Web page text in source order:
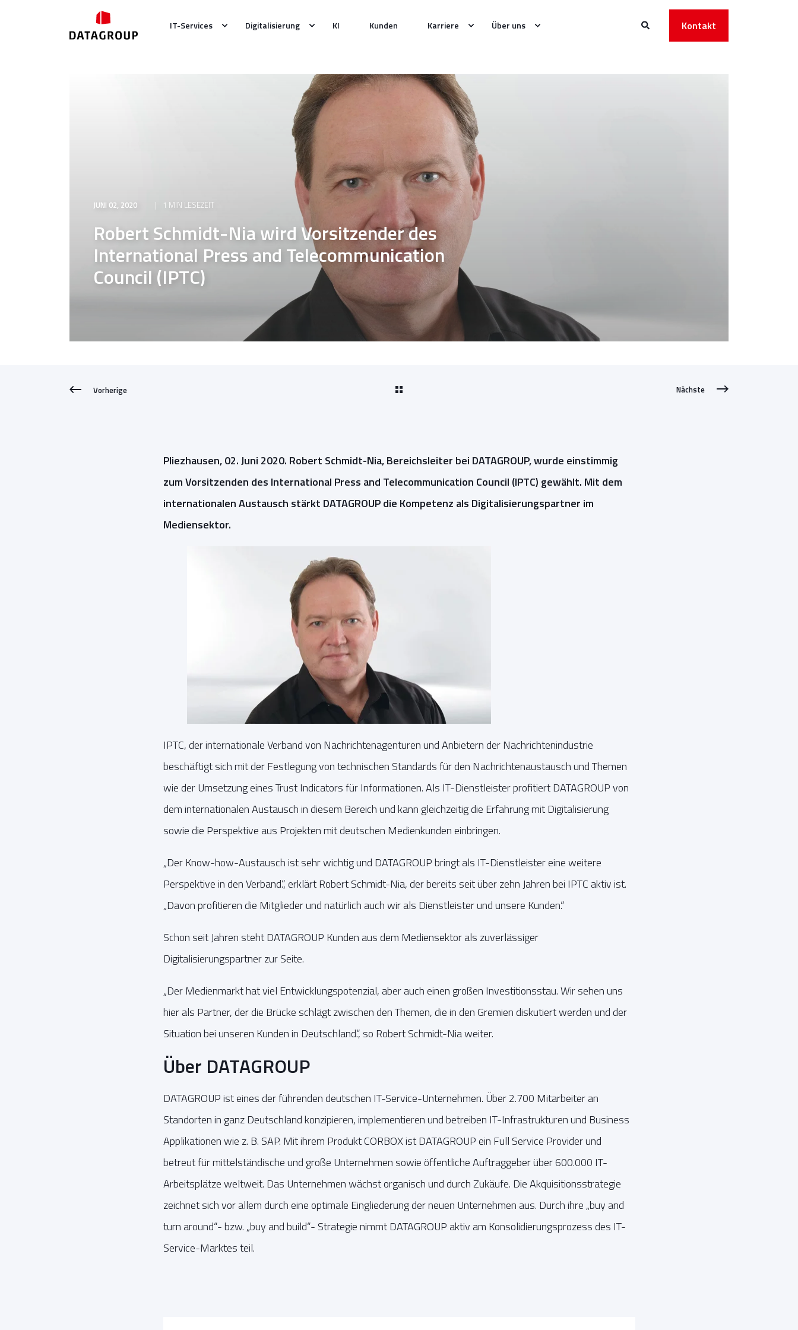
IT-Services Digitalisierung KI Kunden Karriere Über uns Kontakt
JUNI 02, 2020 1 MIN LESEZEIT
Robert Schmidt-Nia wird Vorsitzender des
International Press and Telecommunication
Council (IPTC)
Vorherige Nächste
Pliezhausen, 02. Juni 2020. Robert Schmidt-Nia, Bereichsleiter bei DATAGROUP, wurde einstimmig
zum Vorsitzenden des International Press and Telecommunication Council (IPTC) gewählt. Mit dem
internationalen Austausch stärkt DATAGROUP die Kompetenz als Digitalisierungspartner im
Mediensektor.
IPTC, der internationale Verband von Nachrichtenagenturen und Anbietern der Nachrichtenindustrie
beschäftigt sich mit der Festlegung von technischen Standards für den Nachrichtenaustausch und Themen
wie der Umsetzung eines Trust Indicators für Informationen. Als IT-Dienstleister profitiert DATAGROUP von
dem internationalen Austausch in diesem Bereich und kann gleichzeitig die Erfahrung mit Digitalisierung
sowie die Perspektive aus Projekten mit deutschen Medienkunden einbringen.
„Der Know-how-Austausch ist sehr wichtig und DATAGROUP bringt als IT-Dienstleister eine weitere
Perspektive in den Verband.“, erklärt Robert Schmidt-Nia, der bereits seit über zehn Jahren bei IPTC aktiv ist.
„Davon profitieren die Mitglieder und natürlich auch wir als Dienstleister und unsere Kunden.“
Schon seit Jahren steht DATAGROUP Kunden aus dem Mediensektor als zuverlässiger
Digitalisierungspartner zur Seite.
„Der Medienmarkt hat viel Entwicklungspotenzial, aber auch einen großen Investitionsstau. Wir sehen uns
hier als Partner, der die Brücke schlägt zwischen den Themen, die in den Gremien diskutiert werden und der
Situation bei unseren Kunden in Deutschland.“, so Robert Schmidt-Nia weiter.
Über DATAGROUP
DATAGROUP ist eines der führenden deutschen IT-Service-Unternehmen. Über 2.700 Mitarbeiter an
Standorten in ganz Deutschland konzipieren, implementieren und betreiben IT-Infrastrukturen und Business
Applikationen wie z. B. SAP. Mit ihrem Produkt CORBOX ist DATAGROUP ein Full Service Provider und
betreut für mittelständische und große Unternehmen sowie öffentliche Auftraggeber über 600.000 IT-
Arbeitsplätze weltweit. Das Unternehmen wächst organisch und durch Zukäufe. Die Akquisitionsstrategie
zeichnet sich vor allem durch eine optimale Eingliederung der neuen Unternehmen aus. Durch ihre „buy and
turn around“- bzw. „buy and build“- Strategie nimmt DATAGROUP aktiv am Konsolidierungsprozess des IT-
Service-Marktes teil.